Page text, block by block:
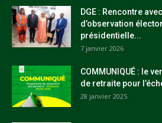
DGE : Rencontre
d’observation
présidentielle...
7 janvier 2026
COMMUNIQUÉ : le
de retraite pour
28 janvier 2025